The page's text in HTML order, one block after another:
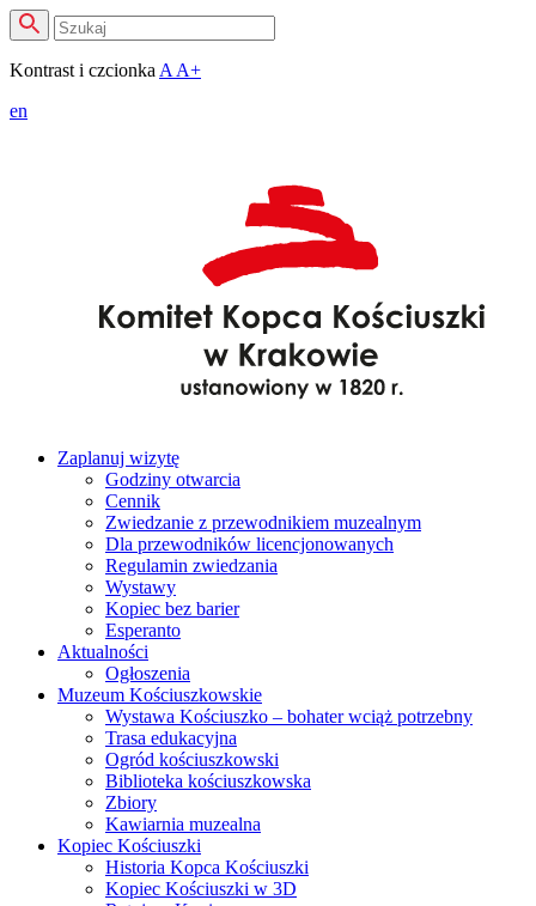
Kontrast i czcionka A A+
en
Zaplanuj wizytę
Godziny otwarcia
Cennik
Zwiedzanie z przewodnikiem muzealnym
Dla przewodników licencjonowanych
Regulamin zwiedzania
Wystawy
Kopiec bez barier
Esperanto
Aktualności
Ogłoszenia
Muzeum Kościuszkowskie
Wystawa Kościuszko – bohater wciąż potrzebny
Trasa edukacyjna
Ogród kościuszkowski
Biblioteka kościuszkowska
Zbiory
Kawiarnia muzealna
Kopiec Kościuszki
Historia Kopca Kościuszki
Kopiec Kościuszki w 3D